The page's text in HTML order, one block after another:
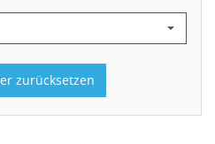
zurücksetzen